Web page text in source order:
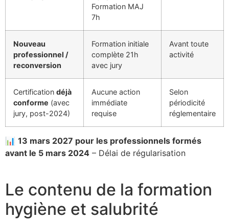
Formation MAJ
7h
Nouveau
professionnel /
reconversion
Formation initiale
complète 21h
avec jury
Avant toute
activité
Certification déjà
conforme (avec
jury, post-2024)
Aucune action
immédiate
requise
Selon
périodicité
réglementaire
📊 13 mars 2027 pour les professionnels formés
avant le 5 mars 2024 – Délai de régularisation
Le contenu de la formation
hygiène et salubrité